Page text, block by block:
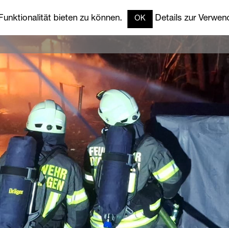
bieten zu können. OK Details zur